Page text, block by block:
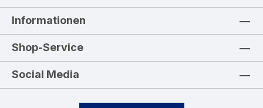
Informationen
Shop-Service
Social Media